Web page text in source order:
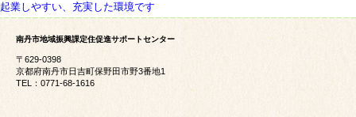
起業しやすい、充実した環境です
南丹市地域振興課定住促進サポートセンター
〒629-0398
京都府南丹市日吉町保野田市野3番地1
TEL：0771-68-1616